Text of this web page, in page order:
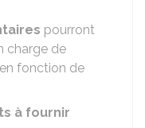
pourront
charge de
fonction de
à fournir